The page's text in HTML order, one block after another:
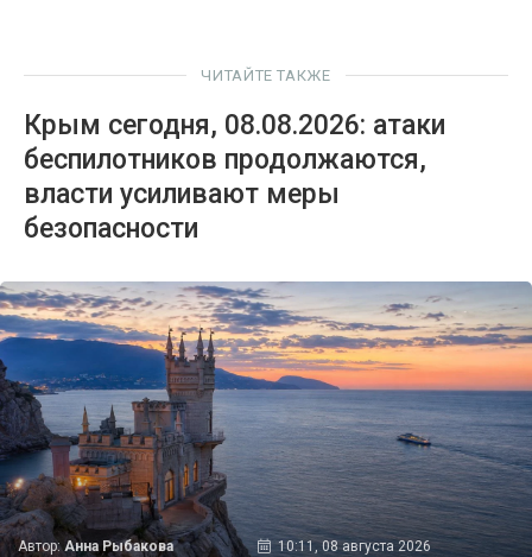
ЧИТАЙТЕ ТАКЖЕ
Крым сегодня, 08.08.2026: атаки
беспилотников продолжаются,
власти усиливают меры
безопасности
Автор:Анна Рыбакова 10:11, 08 августа 2026